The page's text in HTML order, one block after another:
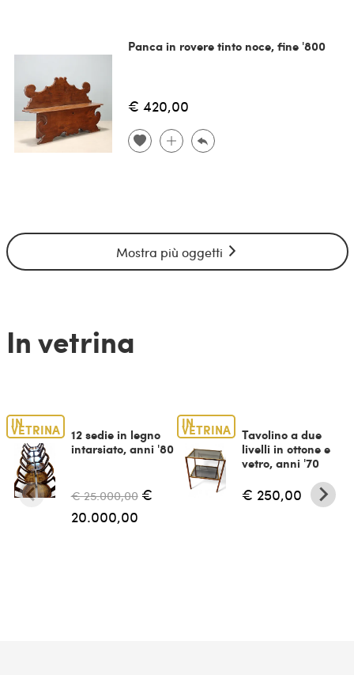
Panca in rovere tinto noce, fine '800
€ 420,00
Mostra più oggetti
In vetrina
IN
VETRINA
12 sedie in legno
intarsiato, anni '80
€ 25.000,00 €
20.000,00
IN
VETRINA
Tavolino a due
livelli in ottone e
vetro, anni '70
€ 250,00